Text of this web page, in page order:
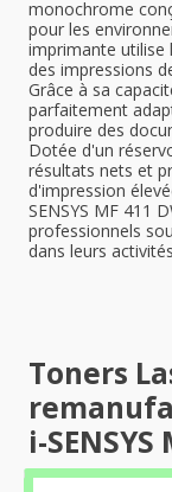
monochrome
pour les
imprimante
des impressions
Grâce à sa
parfaitement
produire des
Dotée d'un
résultats nets et
d'impression
SENSYS MF 411
professionnels
dans leurs
Toners
i-